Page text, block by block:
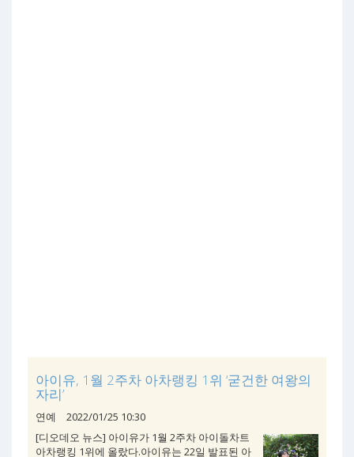
아이유, 1월 2주차 아차랭킹 1위 ‘굳건한 여왕의
자리’
연예
2022/01/25 10:30
[디오데오 뉴스] 아이유가 1월 2주차 아이돌차트
아차랭킹 1위에 올랐다.아이유는 22일 발표된 아